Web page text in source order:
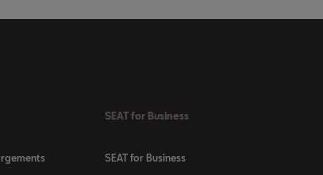
SEAT for Business
SEAT for Business